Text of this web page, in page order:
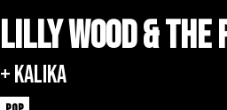
LILLY WOOD & THE
+ KALIKA